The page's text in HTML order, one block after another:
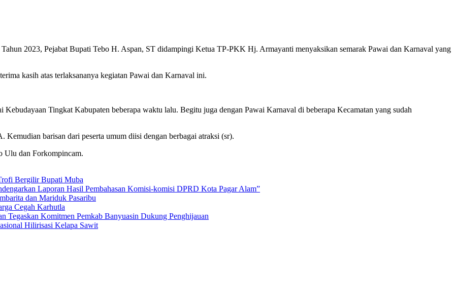
2023, Pejabat Bupati Tebo H. Aspan, ST didampingi Ketua TP-PKK Hj. Armayanti menyaksikan semarak Pawai dan Karnaval yang
kasih atas terlaksananya kegiatan Pawai dan Karnaval ini.
Tingkat Kabupaten beberapa waktu lalu. Begitu juga dengan Pawai Karnaval di beberapa Kecamatan yang sudah
barisan dari peserta umum diisi dengan berbagai atraksi (sr).
Ulu dan Forkompincam.
Bergilir Bupati Muba
Laporan Hasil Pembahasan Komisi-komisi DPRD Kota Pagar Alam”
dan Mariduk Pasaribu
Cegah Karhutla
Tegaskan Komitmen Pemkab Banyuasin Dukung Penghijauan
Hilirisasi Kelapa Sawit